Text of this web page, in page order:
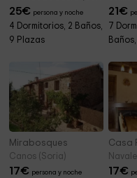
25€ persona y noche
4 Dormitorios, 2 Baños,
9 Plazas
21€
7
Mirabosques
Canos (Soria)
17€ persona y noche
Casa
17€